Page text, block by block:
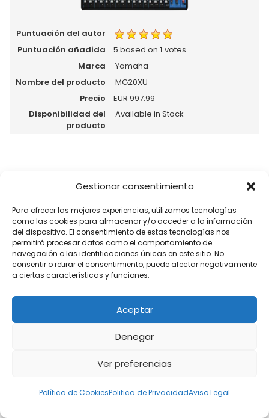
Gestionar consentimiento
Para ofrecer las mejores experiencias, utilizamos tecnologías
como las cookies para almacenar y/o acceder a la información
del dispositivo. El consentimiento de estas tecnologías nos
permitirá procesar datos como el comportamiento de
navegación o las identificaciones únicas en este sitio. No
consentir o retirar el consentimiento, puede afectar negativamente
a ciertas características y funciones.
Aceptar
Denegar
Ver preferencias
Política de CookiesPolitica de PrivacidadAviso Legal
Puntuación del autor
Puntuación añadida
5 based on1 votes
Marca
Yamaha
Nombre del producto
MG20XU
Precio
EUR 997.99
Disponibilidad del
producto
Available in Stock
PÁGINAS LEGALES
Politica de Privacidad
Política de Cookies
Aviso Legal
OneOdio A71